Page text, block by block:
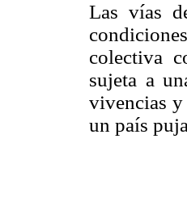
Las vías
colectiva
sujeta a
vivencias y
un país